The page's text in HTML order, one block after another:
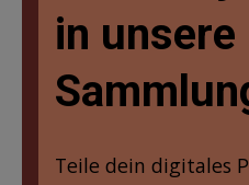
in unsere
Teile dein digitales